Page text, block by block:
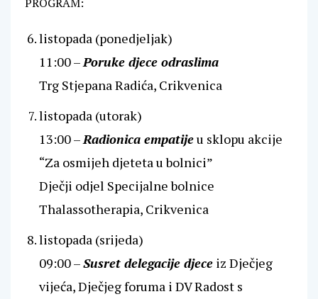
listopada (ponedjeljak)
11:00 – Poruke djece odraslima
Trg Stjepana Radića, Crikvenica
listopada (utorak)
13:00 – Radionica empatijeu sklopu akcije
“Za osmijeh djeteta u bolnici”
Dječji odjel Specijalne bolnice
Thalassotherapia, Crikvenica
listopada (srijeda)
09:00 –Susret delegacije djece iz Dječjeg
vijeća, Dječjeg foruma i DV Radost s